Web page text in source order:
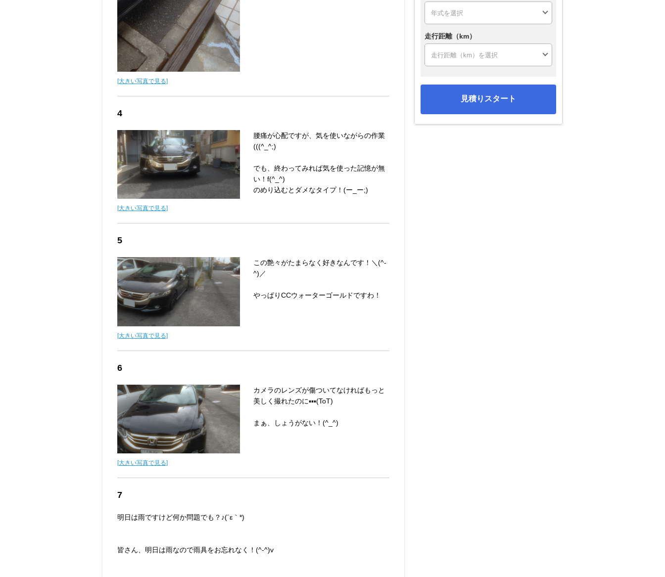
[大きい写真で見る]
4
[大きい写真で見る]
腰痛が心配ですが、気を使いながらの作業
(((^_^;)
でも、終わってみれば気を使った記憶が無
い！f(^_^)
のめり込むとダメなタイプ！(ー_ー;)
5
[大きい写真で見る]
この艶々がたまらなく好きなんです！＼(^-
^)／
やっぱりCCウォーターゴールドですわ！
6
[大きい写真で見る]
カメラのレンズが傷ついてなければもっと
美しく撮れたのに▪▪▪(ToT)
まぁ、しょうがない！(^_^)
7
明日は雨ですけど何か問題でも？♪(´ε｀*)
皆さん、明日は雨なので雨具をお忘れなく！(^-^)v
走行距離（km）
見積りスタート